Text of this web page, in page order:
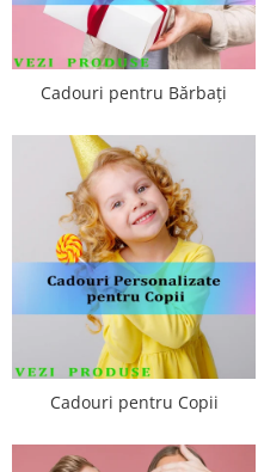
Cadouri pentru Bărbați
Cadouri pentru Copii